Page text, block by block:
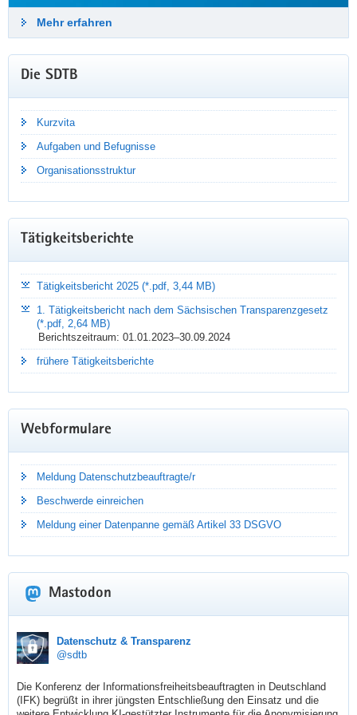
NEUIGKEITEN PER E-MAIL
Mit dem Newsletter der Sächsischen Datenschutz- und
Transparenzbeauftragten erhalten Sie quartalsweise aktuelle
Informationen, Tipps und Praxiswissen – kostenlos und direkt
in Ihr E-Mail-Postfach.
Mehr erfahren
TÄTIGKEITSBERICHT DATENSCHUTZ
2025
Dr. Juliane Hundert hat ihren neuen Jahresbericht
Mehr erfahren
Die SDTB
Kurzvita
Aufgaben und Befugnisse
Organisationsstruktur
Tätigkeitsberichte
Tätigkeitsbericht 2025 (*.pdf, 3,44 MB)
1. Tätigkeitsbericht nach dem Sächsischen Transparenzgesetz
(*.pdf, 2,64 MB)
Berichtszeitraum: 01.01.2023–30.09.2024
frühere Tätigkeitsberichte
Webformulare
Meldung Datenschutzbeauftragte/r
Beschwerde einreichen
Meldung einer Datenpanne gemäß Artikel 33 DSGVO
Mastodon
sdtb
Datenschutz & Transparenz
@sdtb
Die Konferenz der Informationsfreiheitsbeauftragten in Deutschland
(IFK) begrüßt in ihrer jüngsten Entschließung den Einsatz und die